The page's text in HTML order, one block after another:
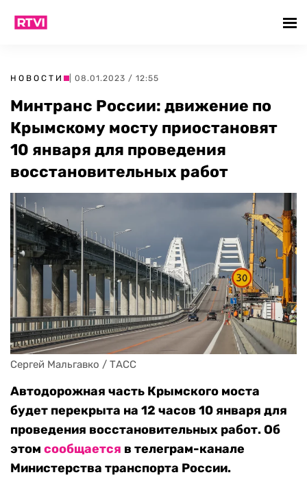
НОВОСТИ | 08.01.2023 / 12:55
Минтранс России: движение по
Крымскому мосту приостановят
10 января для проведения
восстановительных работ
Сергей Мальгавко / ТАСС
Автодорожная часть Крымского моста
будет перекрыта на 12 часов 10 января для
проведения восстановительных работ. Об
этом сообщается в телеграм-канале
Министерства транспорта России.